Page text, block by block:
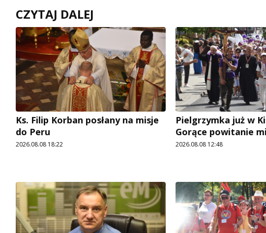
CZYTAJ DALEJ
Ks. Filip Korban posłany na misje
do Peru
2026.08.08 18:22
Pielgrzymka już w
Gorące powitanie
2026.08.08 12:48